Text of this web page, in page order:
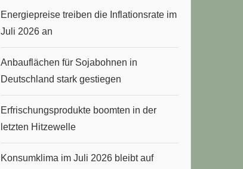
Energiepreise treiben die Inflationsrate im
Juli 2026 an
Anbauflächen für Sojabohnen in
Deutschland stark gestiegen
Erfrischungsprodukte boomten in der
letzten Hitzewelle
Konsumklima im Juli 2026 bleibt auf